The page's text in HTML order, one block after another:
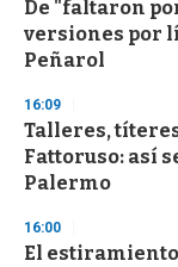
De "faltaron
versiones por
Peñarol
16:09
Talleres,
Fattoruso: así
Palermo
16:00
El